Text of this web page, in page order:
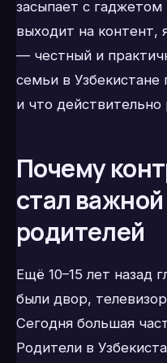
засыпает с гаджетом
выходит на контент,
— честный и
семьи в
и что действительно
Почему
стал
родителей
Ещё 10–15 лет назад
были двор,
Сегодня большая
Родители в